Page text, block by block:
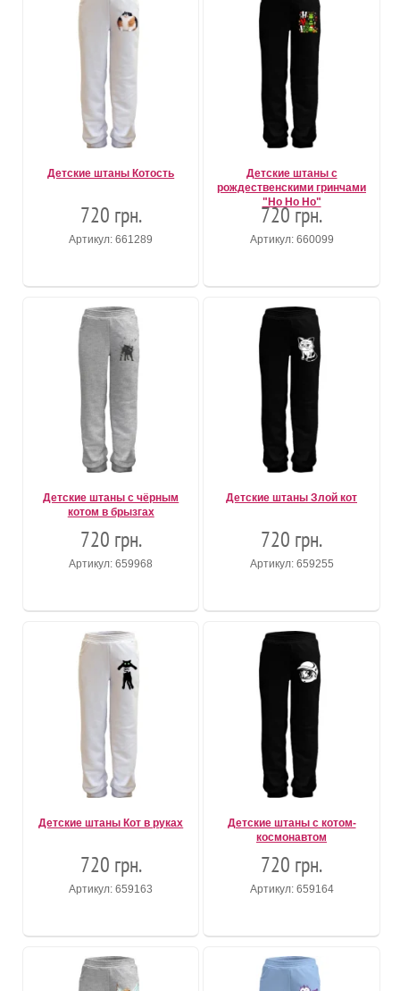
Детские штаны Котость
720 грн.
Артикул: 661289
Детские штаны с
рождественскими гринчами
"Ho Ho Ho"
720 грн.
Артикул: 660099
Детские штаны с чёрным
котом в брызгах
720 грн.
Артикул: 659968
Детские штаны Злой кот
720 грн.
Артикул: 659255
Детские штаны Кот в руках
720 грн.
Артикул: 659163
Детские штаны с котом-
космонавтом
720 грн.
Артикул: 659164